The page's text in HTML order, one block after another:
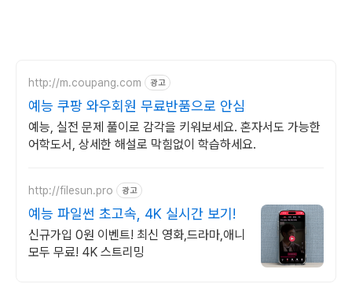
http://m.coupang.com 광고
예능 쿠팡 와우회원 무료반품으로 안심
예능, 실전 문제 풀이로 감각을 키워보세요. 혼자서도 가능한
어학도서, 상세한 해설로 막힘없이 학습하세요.
http://filesun.pro 광고
예능 파일썬 초고속, 4K 실시간 보기!
신규가입 0원 이벤트! 최신 영화,드라마,애니
모두 무료! 4K 스트리밍